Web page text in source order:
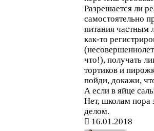
Разрешается ли
самостоятельно
питания частным
как-то
что!), получать
тортиков и
пойди, докажи,
А если в яйце
Нет, школам пора
делом.
16.01.2018